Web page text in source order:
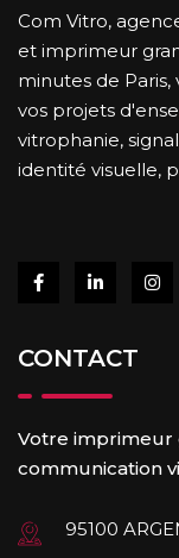
Com Vitro,
et imprimeur
minutes de
vos projets
vitrophanie,
identité visuelle,
CONTACT
Votre imprimeur
communication
95100